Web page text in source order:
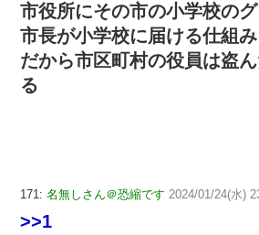
市役所にその市の小学校の
市長が小学校に届ける仕組み
だから市区町村の役員は盗
る
171: 名無しさん＠恐縮です 2024/01/24(水)
>>1